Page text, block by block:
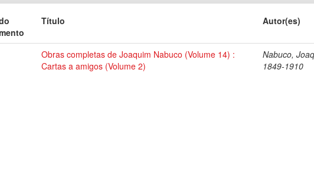
Título Autor(es)
Obras completas de Joaquim Nabuco (Volume 14) :
Cartas a amigos (Volume 2)
Nabuco,
1849-1910